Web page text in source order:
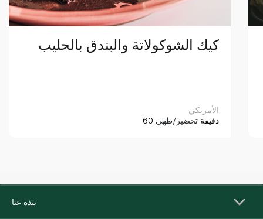
كيك الشوكولاتة والبندق بالحليب
الأمريكي
60 دقيقة تحضير/طهي
نبذة عنا